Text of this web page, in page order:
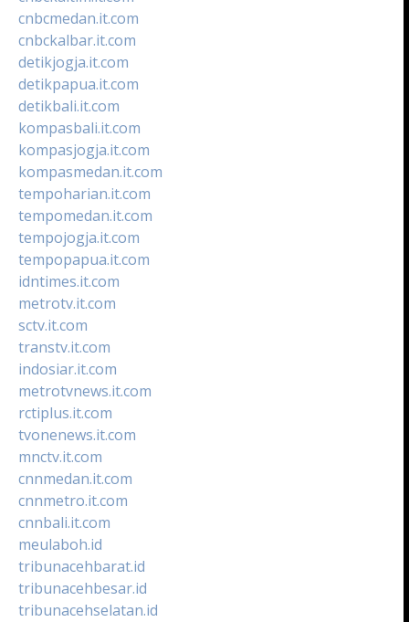
cnbcmedan.it.com
cnbckalbar.it.com
detikjogja.it.com
detikpapua.it.com
detikbali.it.com
kompasbali.it.com
kompasjogja.it.com
kompasmedan.it.com
tempoharian.it.com
tempomedan.it.com
tempojogja.it.com
tempopapua.it.com
idntimes.it.com
metrotv.it.com
sctv.it.com
transtv.it.com
indosiar.it.com
metrotvnews.it.com
rctiplus.it.com
tvonenews.it.com
mnctv.it.com
cnnmedan.it.com
cnnmetro.it.com
cnnbali.it.com
meulaboh.id
tribunacehbarat.id
tribunacehbesar.id
tribunacehselatan.id